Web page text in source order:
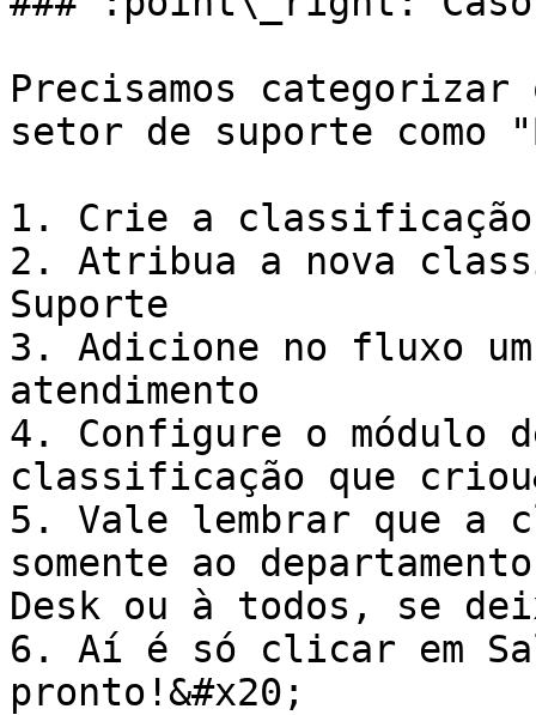
Precisamos
setor de suporte como
1. Crie a classificação
2. Atribua a nova
Suporte
3. Adicione no fluxo
atendimento
4. Configure o módulo
classificação que
5. Vale lembrar que a
somente ao
Desk ou à todos, se
6. Aí é só clicar em
pronto!&#x20;